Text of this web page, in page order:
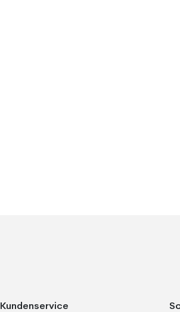
Kundenservice